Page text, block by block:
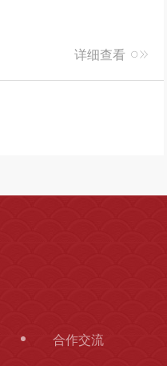
详细查看
合作交流